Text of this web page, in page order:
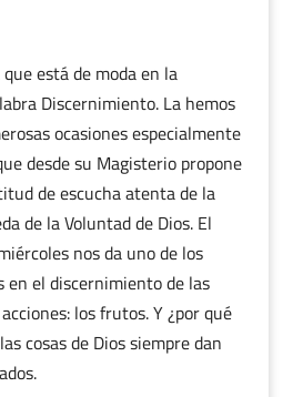
está de moda en la
Discernimiento. La hemos
ocasiones especialmente
desde su Magisterio propone
de escucha atenta de la
de la Voluntad de Dios. El
nos da uno de los
el discernimiento de las
los frutos. Y ¿por qué
cosas de Dios siempre dan